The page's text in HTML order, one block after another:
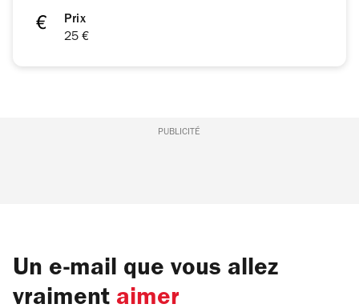
Prix
25 €
PUBLICITÉ
Un e-mail que vous allez
vraiment aimer